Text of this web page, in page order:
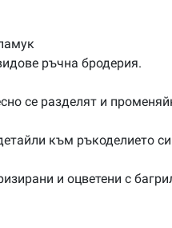
ръчна бродерия.
се разделят и
към ръкоделието
и оцветени с